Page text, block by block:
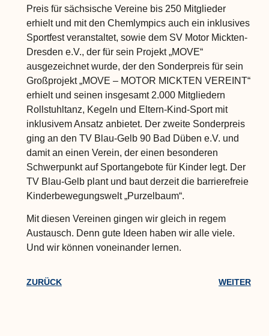
Preis für sächsische Vereine bis 250 Mitglieder
erhielt und mit den Chemlympics auch ein inklusives
Sportfest veranstaltet, sowie dem SV Motor Mickten-
Dresden e.V., der für sein Projekt „MOVE“
ausgezeichnet wurde, der den Sonderpreis für sein
Großprojekt „MOVE – MOTOR MICKTEN VEREINT“
erhielt und seinen insgesamt 2.000 Mitgliedern
Rollstuhltanz, Kegeln und Eltern-Kind-Sport mit
inklusivem Ansatz anbietet. Der zweite Sonderpreis
ging an den TV Blau-Gelb 90 Bad Düben e.V. und
damit an einen Verein, der einen besonderen
Schwerpunkt auf Sportangebote für Kinder legt. Der
TV Blau-Gelb plant und baut derzeit die barrierefreie
Kinderbewegungswelt „Purzelbaum“.
Mit diesen Vereinen gingen wir gleich in regem
Austausch. Denn gute Ideen haben wir alle viele.
Und wir können voneinander lernen.
ZURÜCK WEITER